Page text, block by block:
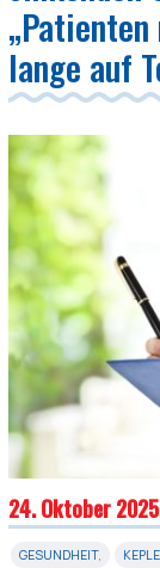
lange auf
24. Oktober 2025
GESUNDHEIT,